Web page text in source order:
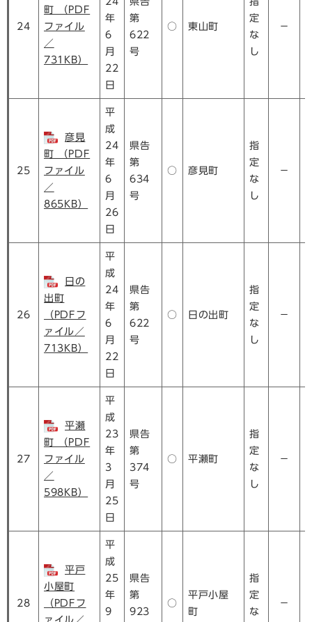
24
町 （PDF
ファイル
／
731KB）
年
6
月
22
日
第
622
号
○ 東山町
定
な
し
－
25
彦見
町 （PDF
ファイル
／
865KB）
平
成
24
年
6
月
26
日
県告
第
634
号
○ 彦見町
指
定
な
し
－
26
日の
出町
（PDFフ
ァイル／
713KB）
平
成
24
年
6
月
22
日
県告
第
622
号
○ 日の出町
指
定
な
し
－
27
平瀬
町 （PDF
ファイル
／
598KB）
平
成
23
年
3
月
25
日
県告
第
374
号
○ 平瀬町
指
定
な
し
－
28
平戸
小屋町
（PDFフ
ァイル／
平
成
25
年
9
県告
第
923
○
平戸小屋
町
指
定
な
－